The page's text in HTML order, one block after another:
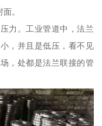
。
力。工业管道中，法兰
，并且是低压，看不见
，处都是法兰联接的管